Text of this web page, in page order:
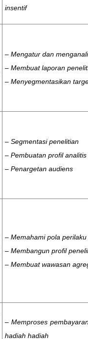
insentif
– Mengatur dan
– Membuat laporan
– Menyegmentasikan
– Segmentasi penelitian
– Pembuatan profil analitis
– Penargetan audiens
– Memahami pola perilaku
– Membangun profil
– Membuat wawasan
– Memproses
hadiah hadiah